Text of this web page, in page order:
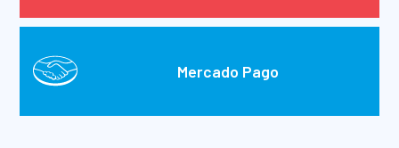
Mercado Pago